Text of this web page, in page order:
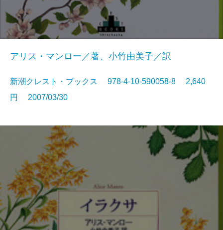
アリス・マンロー／著、小竹由美子／訳
新潮クレスト・ブックス 978-4-10-590058-8 2,640
円 2007/03/30